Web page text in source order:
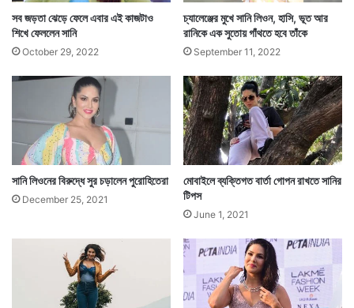
সব জড়তা ঝেড়ে ফেলে এবার এই কাজটাও
শিখে ফেললেন সানি
October 29, 2022
চ্যালেঞ্জের মুখে সানি লিওন, হাসি, ভূত আর
রানিকে এক সুতোয় গাঁথতে হবে তাঁকে
September 11, 2022
সানি লিওনের বিরুদ্ধে সুর চড়ালেন পুরোহিতেরা
December 25, 2021
মোবাইলে ব্যক্তিগত বার্তা গোপন রাখতে সানির
টিপস
June 1, 2021